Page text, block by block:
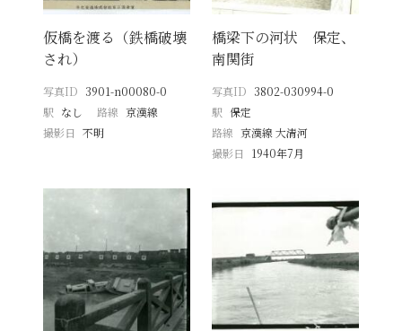
仮橋を渡る（鉄橋破壊
され）
写真ID 3901-n00080-0
駅 なし 路線 京漢線
撮影日
不明
橋梁下の河状 保定、
南関街
写真ID 3802-030994-0
駅 保定
路線 京漢線 大清河
撮影日
1940年7月